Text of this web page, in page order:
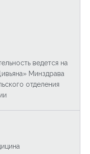
ведется на
Минздрава
отделения